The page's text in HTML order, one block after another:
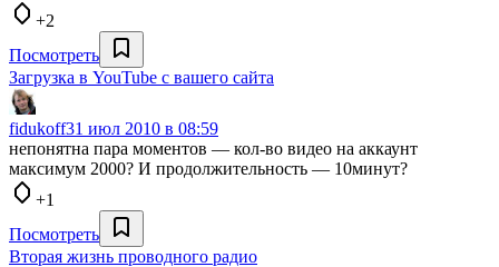
+2
Посмотреть
Загрузка в YouTube с вашего сайта
fidukoff31 июл 2010 в 08:59
непонятна пара моментов — кол-во видео на аккаунт
максимум 2000? И продолжительность — 10минут?
+1
Посмотреть
Вторая жизнь проводного радио